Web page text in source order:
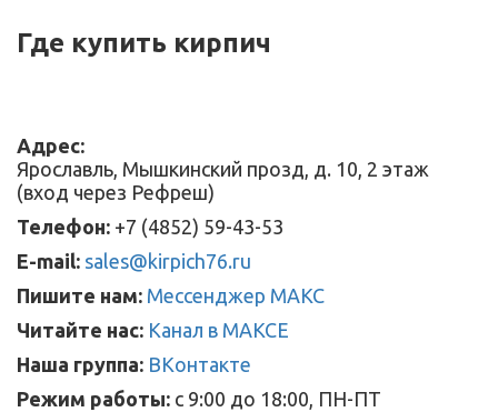
Где купить кирпич
Адрес:
Ярославль, Мышкинский прозд, д. 10, 2 этаж
(вход через Рефреш)
Телефон: +7 (4852) 59-43-53
E-mail: sales@kirpich76.ru
Пишите нам: Мессенджер МАКС
Читайте нас: Канал в МАКСЕ
Наша группа: ВКонтакте
Режим работы: с 9:00 до 18:00, ПН-ПТ